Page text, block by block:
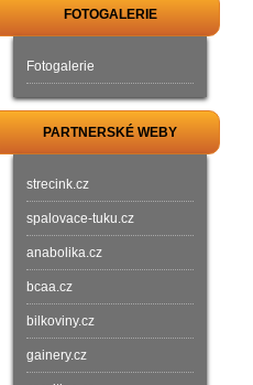
FOTOGALERIE
Fotogalerie
PARTNERSKÉ WEBY
strecink.cz
spalovace-tuku.cz
anabolika.cz
bcaa.cz
bilkoviny.cz
gainery.cz